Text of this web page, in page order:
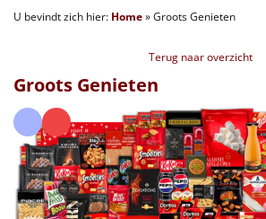
€25 tot €35
€40 tot €45
€45 tot €50
€50 tot €55
U bevindt zich hier: Home»Groots Genieten
Terug naar overzicht
Groots Genieten